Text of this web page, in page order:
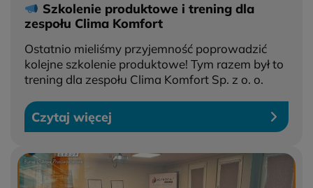
Szkolenie produktowe i trening dla
zespołu Clima Komfort
Ostatnio mieliśmy przyjemność poprowadzić
kolejne szkolenie produktowe! Tym razem był to
trening dla zespołu Clima Komfort Sp. z o. o.
Czytaj więcej